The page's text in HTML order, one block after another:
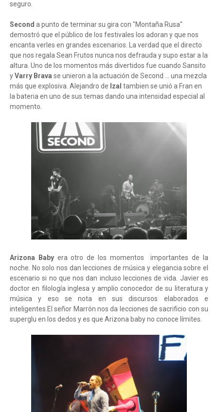
seguro.
Second a punto de terminar su gira con "Montaña Rusa"
demostró que el público de los festivales los adoran y que nos
encanta verles en grandes escenarios. La verdad que el directo
que nos regala Sean Frutos nunca nos defrauda y supo estar a la
altura. Uno de los momentos más divertidos fue cuando Sansito
yVarry Brava se unieron a la actuación de Second ... una mezcla
más que explosiva. Alejandro de Izal tambien se unió a Fran en
la bateria en uno de sus temas dando una intensidad especial al
momento.
Arizona Babyera otro de los momentos importantes de la
noche. No solo nos dan lecciones de música y elegancia sobre el
escenario si no que nos dan incluso lecciones de vida. Javier es
doctor en filología inglesa y amplio conocedor de su literatura y
música y eso se nota en sus discursos elaborados e
inteligentes.El señor Marrón nos da lecciones de sacrificio con su
superglu en los dedos y es que Arizona baby no conoce límites.